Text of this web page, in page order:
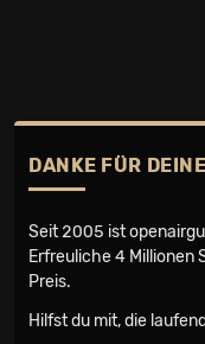
DANKE FÜR
Seit 2005 ist
Erfreuliche 4
Preis.
Hilfst du mit, die